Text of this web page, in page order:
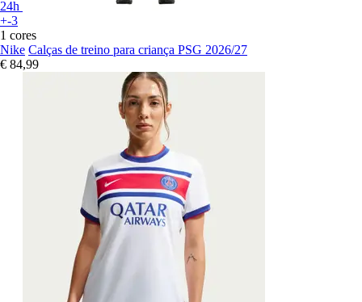
24h
+-3
1 cores
Nike Calças de treino para criança PSG 2026/27
€ 84,99